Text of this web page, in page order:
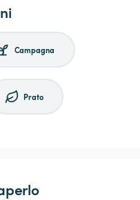
Campagna
Prato